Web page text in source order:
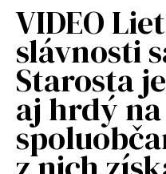
VIDEO
slávnosti
Starosta
aj hrdý